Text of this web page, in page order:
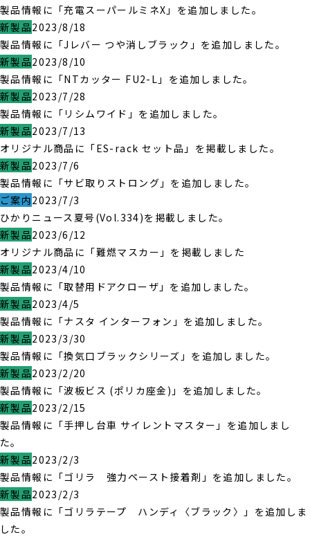
製品情報に「充電スーパールミネX」を追加しました。
新製品2023/8/18
製品情報に「Jレバー つや消しブラック」を追加しました。
新製品2023/8/10
製品情報に「NTカッター FU2-L」を追加しました。
新製品2023/7/28
製品情報に「リシムワイド」を追加しました。
新製品2023/7/13
オリジナル商品に「ES-rack セット品」を掲載しました。
新製品2023/7/6
製品情報に「サビ取りストロング」を追加しました。
ご案内2023/7/3
ひかりニュース夏号(Vol.334)を掲載しました。
新製品2023/6/12
オリジナル商品に「難燃マスカー」を掲載しました
新製品2023/4/10
製品情報に「取替用ドアクローザ」を追加しました。
新製品2023/4/5
製品情報に「ナスタ インターフォン」を追加しました。
新製品2023/3/30
製品情報に「換気口ブラックシリーズ」を追加しました。
新製品2023/2/20
製品情報に「波板ビス (ポリカ座金)」を追加しました。
新製品2023/2/15
製品情報に「手押し台車 サイレントマスター」を追加しまし
た。
新製品2023/2/3
製品情報に「ゴリラ 強力ペースト接着剤」を追加しました。
新製品2023/2/3
製品情報に「ゴリラテープ ハンディ〈ブラック〉」を追加しま
した。